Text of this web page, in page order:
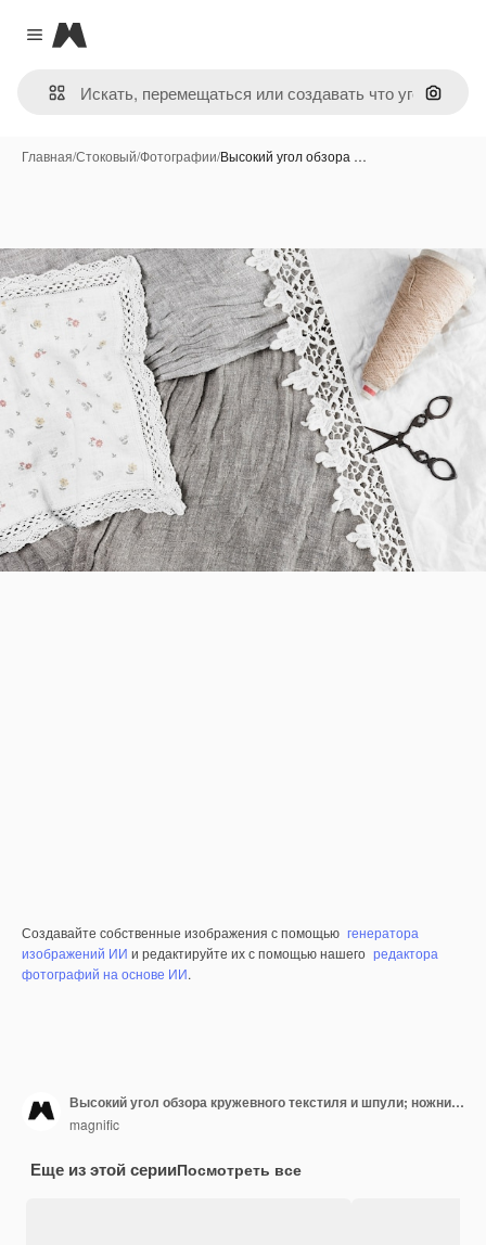
Close menu
Magnific
Поиск
Главная/Стоковый/Фотографии/Высокий угол обзора …
Создавайте собственные изображения с помощью генератора
изображений ИИ и редактируйте их с помощью нашего редактора
фотографий на основе ИИ.
Высокий угол обзора кружевного текстиля и шпули; ножничный
magnific
Еще из этой серииПосмотреть все